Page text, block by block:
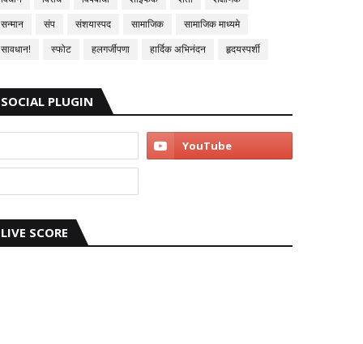
सन्मान
संप संशयास्पद सामाजिक
सामाजिक माध्यमे
सावधान!
स्फोट हलगर्जीपणा हार्दिक अभिनंदन हृदयस्पर्शी
SOCIAL PLUGIN
LIVE SCORE